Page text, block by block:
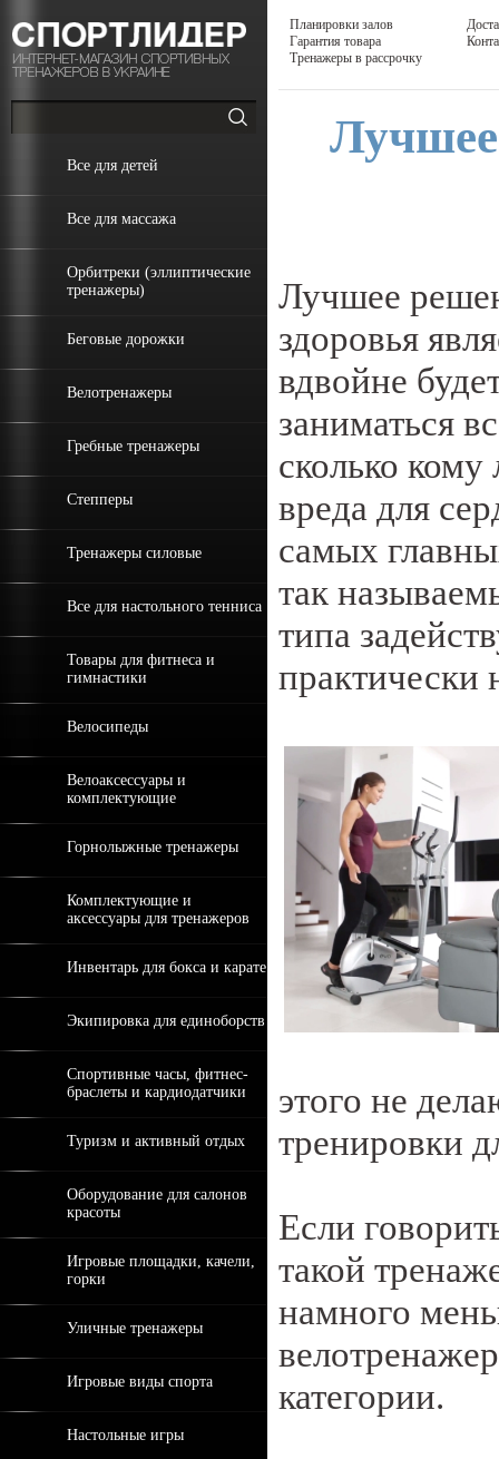
Все для детей
Все для массажа
Орбитреки (эллиптические
тренажеры)
Беговые дорожки
Велотренажеры
Гребные тренажеры
Степперы
Тренажеры силовые
Все для настольного тенниса
Товары для фитнеса и
гимнастики
Велосипеды
Велоаксессуары и
комплектующие
Горнолыжные тренажеры
Комплектующие и
аксессуары для тренажеров
Инвентарь для бокса и карате
Экипировка для единоборств
Спортивные часы, фитнес-
браслеты и кардиодатчики
Туризм и активный отдых
Оборудование для салонов
красоты
Игровые площадки, качели,
горки
Уличные тренажеры
Игровые виды спорта
Настольные игры
Планировки залов
Гарантия товара
Тренажеры в рассрочку
Лучшее
здоровья
вдвойне
заниматься
сколько
вреда для
самых
так
типа
практически
этого не
тренировки
Если
такой
намного
категории.